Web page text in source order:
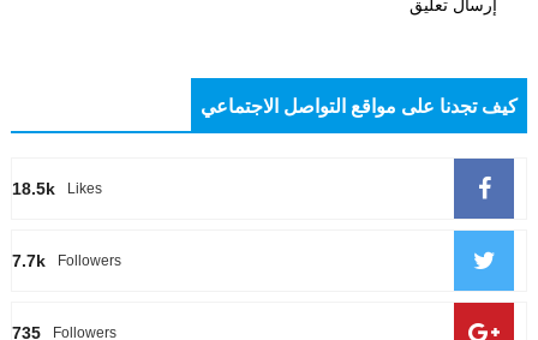
إرسال تعليق
كيف تجدنا على مواقع التواصل الاجتماعي
18.5k Likes
7.7k Followers
735 Followers